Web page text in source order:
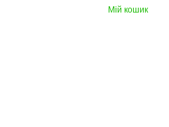
Мій кошик